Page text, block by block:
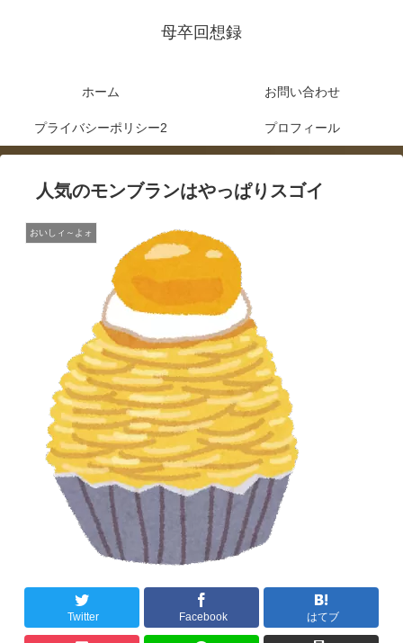
母卒回想録
ホーム お問い合わせ
プライバシーポリシー2 プロフィール
人気のモンブランはやっぱりスゴイ
おいしィ～よォ
Twitter Facebook はてブ